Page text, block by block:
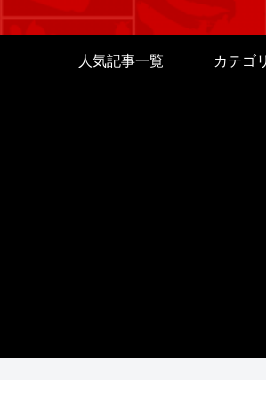
人気記事一覧 カテゴ